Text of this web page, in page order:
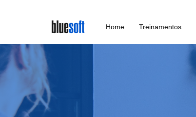
main
content
Home Treinamentos